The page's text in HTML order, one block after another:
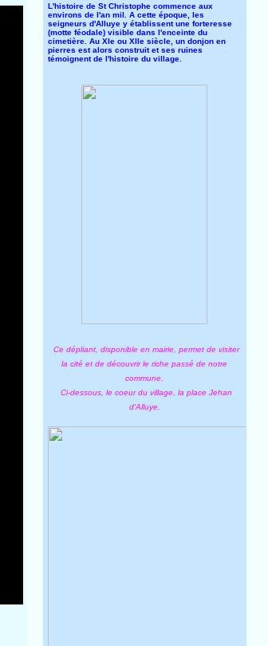
L'histoire de St Christophe commence aux
environs de l'an mil. A cette époque, les
seigneurs d'Alluye y établissent une forteresse
(motte féodale) visible dans l'enceinte du
cimetière. Au XIe ou XIIe siècle, un donjon en
pierres est alors construit et ses ruines
témoignent de l'histoire du village.
Ce dépliant, disponible en mairie, permet de visiter
la cité et de découvrir le riche passé de notre
commune.
Ci-dessous, le coeur du village, la place Jehan
d'Alluye.